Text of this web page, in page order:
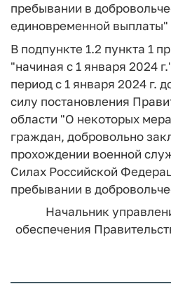
пребывании в
единовременной выплаты"
В подпункте 1.2 пункта 1
"начиная с 1 января 2024
период с 1 января 2024 г.
силу постановления
области "О некоторых
граждан, добровольно
прохождении военной
Силах Российской
пребывании в
Начальник
обеспечения